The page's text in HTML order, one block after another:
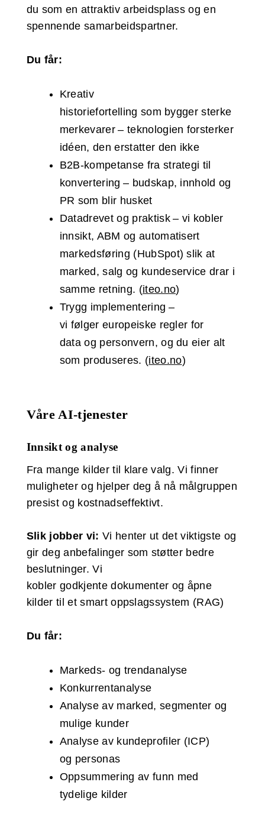
du som en attraktiv arbeidsplass og en
spennende samarbeidspartner.
Du får:
Kreativ
historiefortelling som bygger sterke
merkevarer – teknologien forsterker
idéen, den erstatter den ikke
B2B-kompetanse fra strategi til
konvertering – budskap, innhold og
PR som blir husket
Datadrevet og praktisk – vi kobler
innsikt, ABM og automatisert
markedsføring (HubSpot) slik at
marked, salg og kundeservice drar i
samme retning. (iteo.no)
Trygg implementering –
vi følger europeiske regler for
data og personvern, og du eier alt
som produseres. (iteo.no)
Våre AI-tjenester
Innsikt og analyse
Fra mange kilder til klare valg. Vi finner
muligheter og hjelper deg å nå målgruppen
presist og kostnadseffektivt.
Slik jobber vi: Vi henter ut det viktigste og
gir deg anbefalinger som støtter bedre
beslutninger. Vi
kobler godkjente dokumenter og åpne
kilder til et smart oppslagssystem (RAG)
Du får:
Markeds- og trendanalyse
Konkurrentanalyse
Analyse av marked, segmenter og
mulige kunder
Analyse av kundeprofiler (ICP)
og personas
Oppsummering av funn med
tydelige kilder